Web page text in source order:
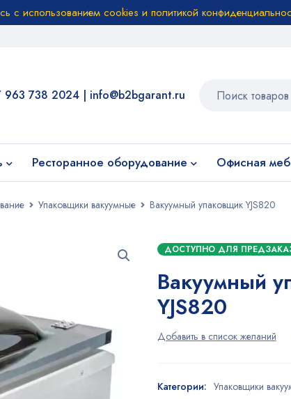
с использованием cookies и политикой
963 738 2024 | info@b2bgarant.ru
Ресторанное оборудование Офисная
Упаковщики вакуумные Вакуумный упаковщик YJS820
ДОСТУПНО ДЛЯ
Вакуумный
YJS820
Категории: Упаковщики